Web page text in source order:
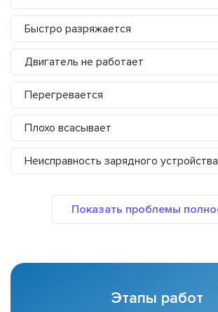
Быстро разряжается
Двигатель не работает
Перегревается
Плохо всасывает
Неисправность зарядного устройства
Этапы работ